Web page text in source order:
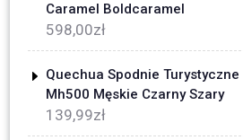
Caramel Boldcaramel
598,00zł
Quechua Spodnie Turystyczne
Mh500 Męskie Czarny Szary
139,99zł